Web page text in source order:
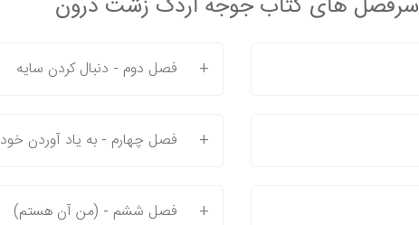
سرفصل های کتاب جوجه اردک زشت درون
+ فصل دوم - دنبال کردن سایه
+ فصل چهارم - به یاد آوردن خود
+ فصل ششم - (من آن هستم)